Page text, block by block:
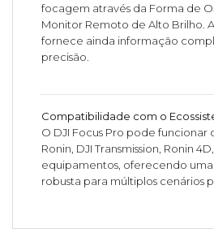
focagem através da Forma de
Monitor Remoto de Alto Brilho.
fornece ainda informação
precisão.
Compatibilidade com o
O DJI Focus Pro pode funcionar
Ronin, DJI Transmission, Ronin
equipamentos, oferecendo uma
robusta para múltiplos cenários